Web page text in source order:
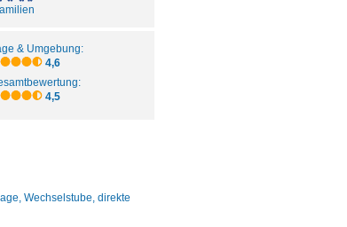
& Umgebung:
4,6
4,5
Wechselstube, direkte